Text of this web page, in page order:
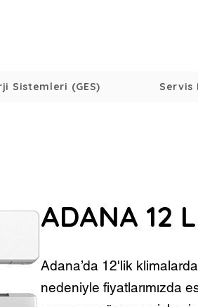
Sistemleri (GES) Servis
ADANA 12
Adana’da 12'lik
nedeniyle fiyatlarımızda